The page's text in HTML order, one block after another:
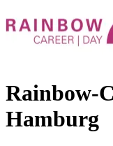
Rainbow-
Hamburg